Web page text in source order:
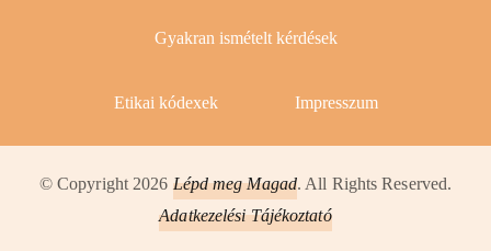
Gyakran ismételt kérdések
Etikai kódexek Impresszum
© Copyright 2026 Lépd meg Magad. All Rights Reserved.
Adatkezelési Tájékoztató